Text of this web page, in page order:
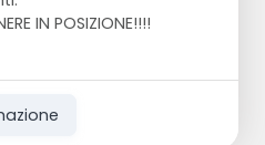
IN POSIZIONE!!!!